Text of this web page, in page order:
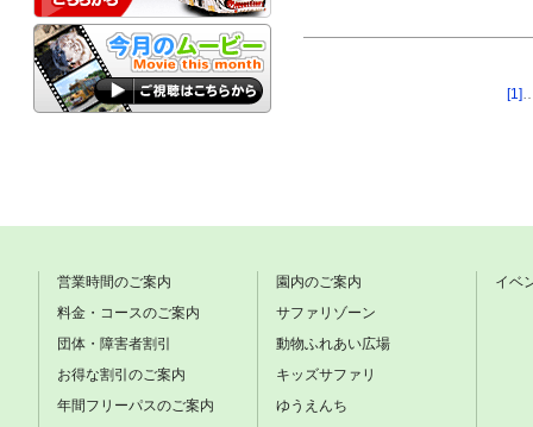
[1]
営業時間のご案内
料金・コースのご案内
団体・障害者割引
お得な割引のご案内
年間フリーパスのご案内
園内のご案内
サファリゾーン
動物ふれあい広場
キッズサファリ
ゆうえんち
イベ